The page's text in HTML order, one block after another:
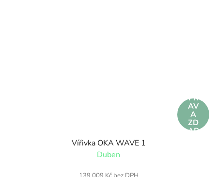
PR
AV
A
ZD
AR
Vířivka OKA WAVE 1
Duben